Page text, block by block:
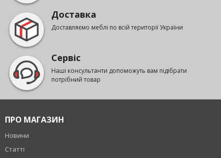
Доставка
Доставляємо меблі по всій території України
Сервіс
Наші консультанти допоможуть вам підібрати
потрібний товар
ПРО МАГАЗИН
Новини
Статті